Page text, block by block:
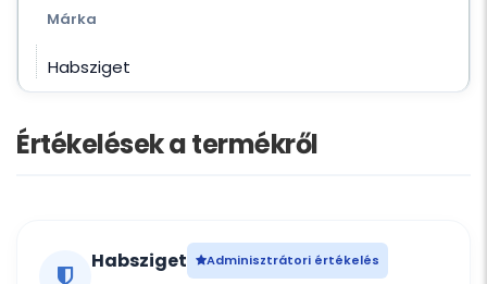
Márka
Habsziget
Értékelések a termékről
Habsziget Adminisztrátori értékelés